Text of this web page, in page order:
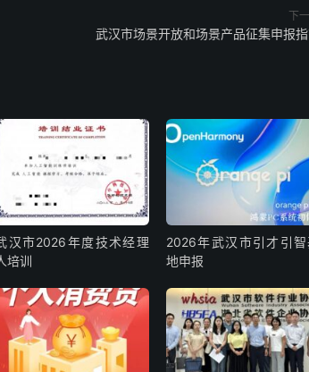
下
武汉市场景开放和场景产品征集申报
汉市2026年度技术经理
培训
2026年武汉市引才引智
地申报